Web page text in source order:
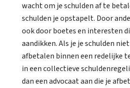
wacht om je schulden af te
schulden je opstapelt. Door
ook door boetes en interesten
aandikken. Als je je schulden
afbetalen binnen een redelijke
in een collectieve
dan een advocaat aan die je